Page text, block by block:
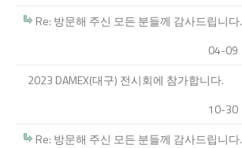
Re: 방문해 주신 모든 분들께 감사드립니다.
04-09
2023 DAMEX(대구) 전시회에 참가합니다.
10-30
Re: 방문해 주신 모든 분들께 감사드립니다.